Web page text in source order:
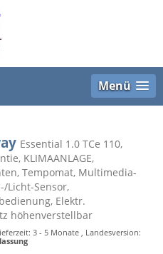
Menü
Essential 1.0 TCe 110,
KLIMAANLAGE,
Tempomat, Multimedia-
Licht-Sensor,
Elektr.
höhenverstellbar
3 - 5 Monate , Landesversion: